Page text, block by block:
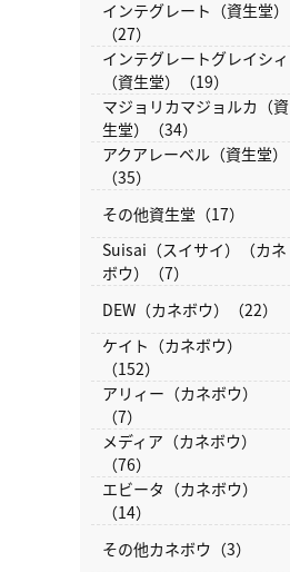
インテグレート（資生堂）
（27）
インテグレートグレイシィ
（資生堂）（19）
マジョリカマジョルカ（資
生堂）（34）
アクアレーベル（資生堂）
（35）
その他資生堂（17）
Suisai（スイサイ）（カネ
ボウ）（7）
DEW（カネボウ）（22）
ケイト（カネボウ）
（152）
アリィー（カネボウ）
（7）
メディア（カネボウ）
（76）
エビータ（カネボウ）
（14）
その他カネボウ（3）